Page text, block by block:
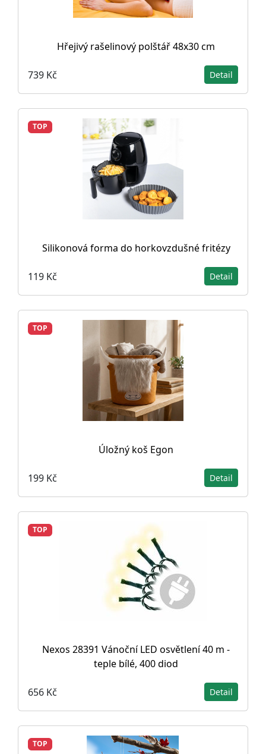
Hřejivý rašelinový polštář 48x30 cm
739 Kč Detail
TOP
Silikonová forma do horkovzdušné fritézy
119 Kč Detail
TOP
Úložný koš Egon
199 Kč Detail
TOP
Nexos 28391 Vánoční LED osvětlení 40 m -
teple bílé, 400 diod
656 Kč Detail
TOP